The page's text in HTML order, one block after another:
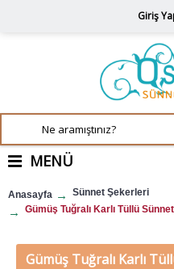
Giriş
MENÜ
Anasayfa
Sünnet Şekerleri
Gümüş Tuğralı Karlı Tüllü
Gümüş Tuğralı Karlı